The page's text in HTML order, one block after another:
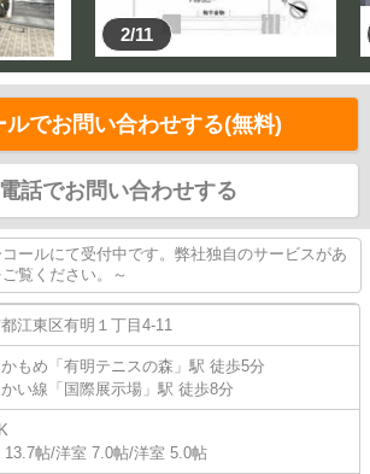
2/11
ルでお問い合わせする(無料)
電話でお問い合わせする
ールにて受付中です。弊社独自のサービスがあ
覧ください。～
江東区有明 １丁目4-11
もめ 「 有明テニスの森 」駅 徒歩5分
い線 「 国際展示場 」駅 徒歩8分
13.7帖/洋室 7.0帖/洋室 5.0帖